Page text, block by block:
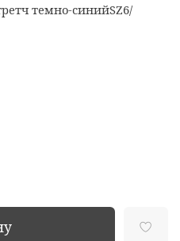
темно-синийSZ6/